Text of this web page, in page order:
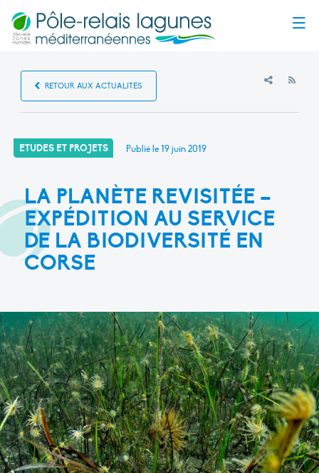
RETOUR AUX ACTUALITÉS
ETUDES ET PROJETS Publié le19 juin 2019
LA PLANÈTE REVISITÉE –
EXPÉDITION AU SERVICE
DE LA BIODIVERSITÉ EN
CORSE